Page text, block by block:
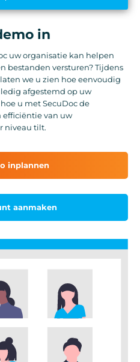
in
uw organisatie kan helpen
bestanden versturen? Tijdens
we u zien hoe eenvoudig
afgestemd op uw
u met SecuDoc de
efficiëntie van uw
niveau tilt.
inplannen
aanmaken